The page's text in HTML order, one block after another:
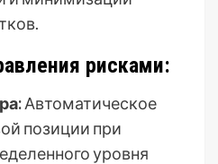
рисками:
Автоматическое
позиции при
уровня